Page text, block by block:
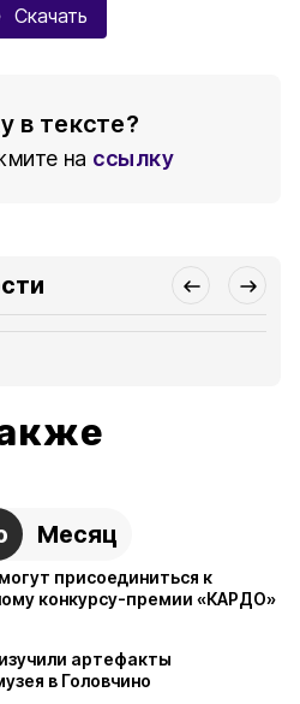
Скачать
в тексте?
на ссылку
Месяц
присоединиться к
конкурсу-премии «КАРДО»
артефакты
в Головчино